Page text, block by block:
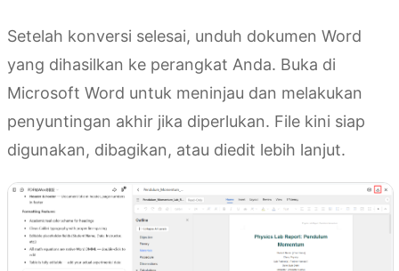
Setelah konversi selesai, unduh dokumen Word
yang dihasilkan ke perangkat Anda. Buka di
Microsoft Word untuk meninjau dan melakukan
penyuntingan akhir jika diperlukan. File kini siap
digunakan, dibagikan, atau diedit lebih lanjut.